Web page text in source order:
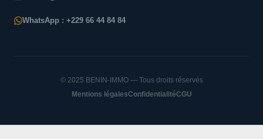
WhatsApp : +229 66 44 84 84
© 2025 BENIN-IMMO — Tous droits réservés
Mentions légalesConfidentialitéCGU